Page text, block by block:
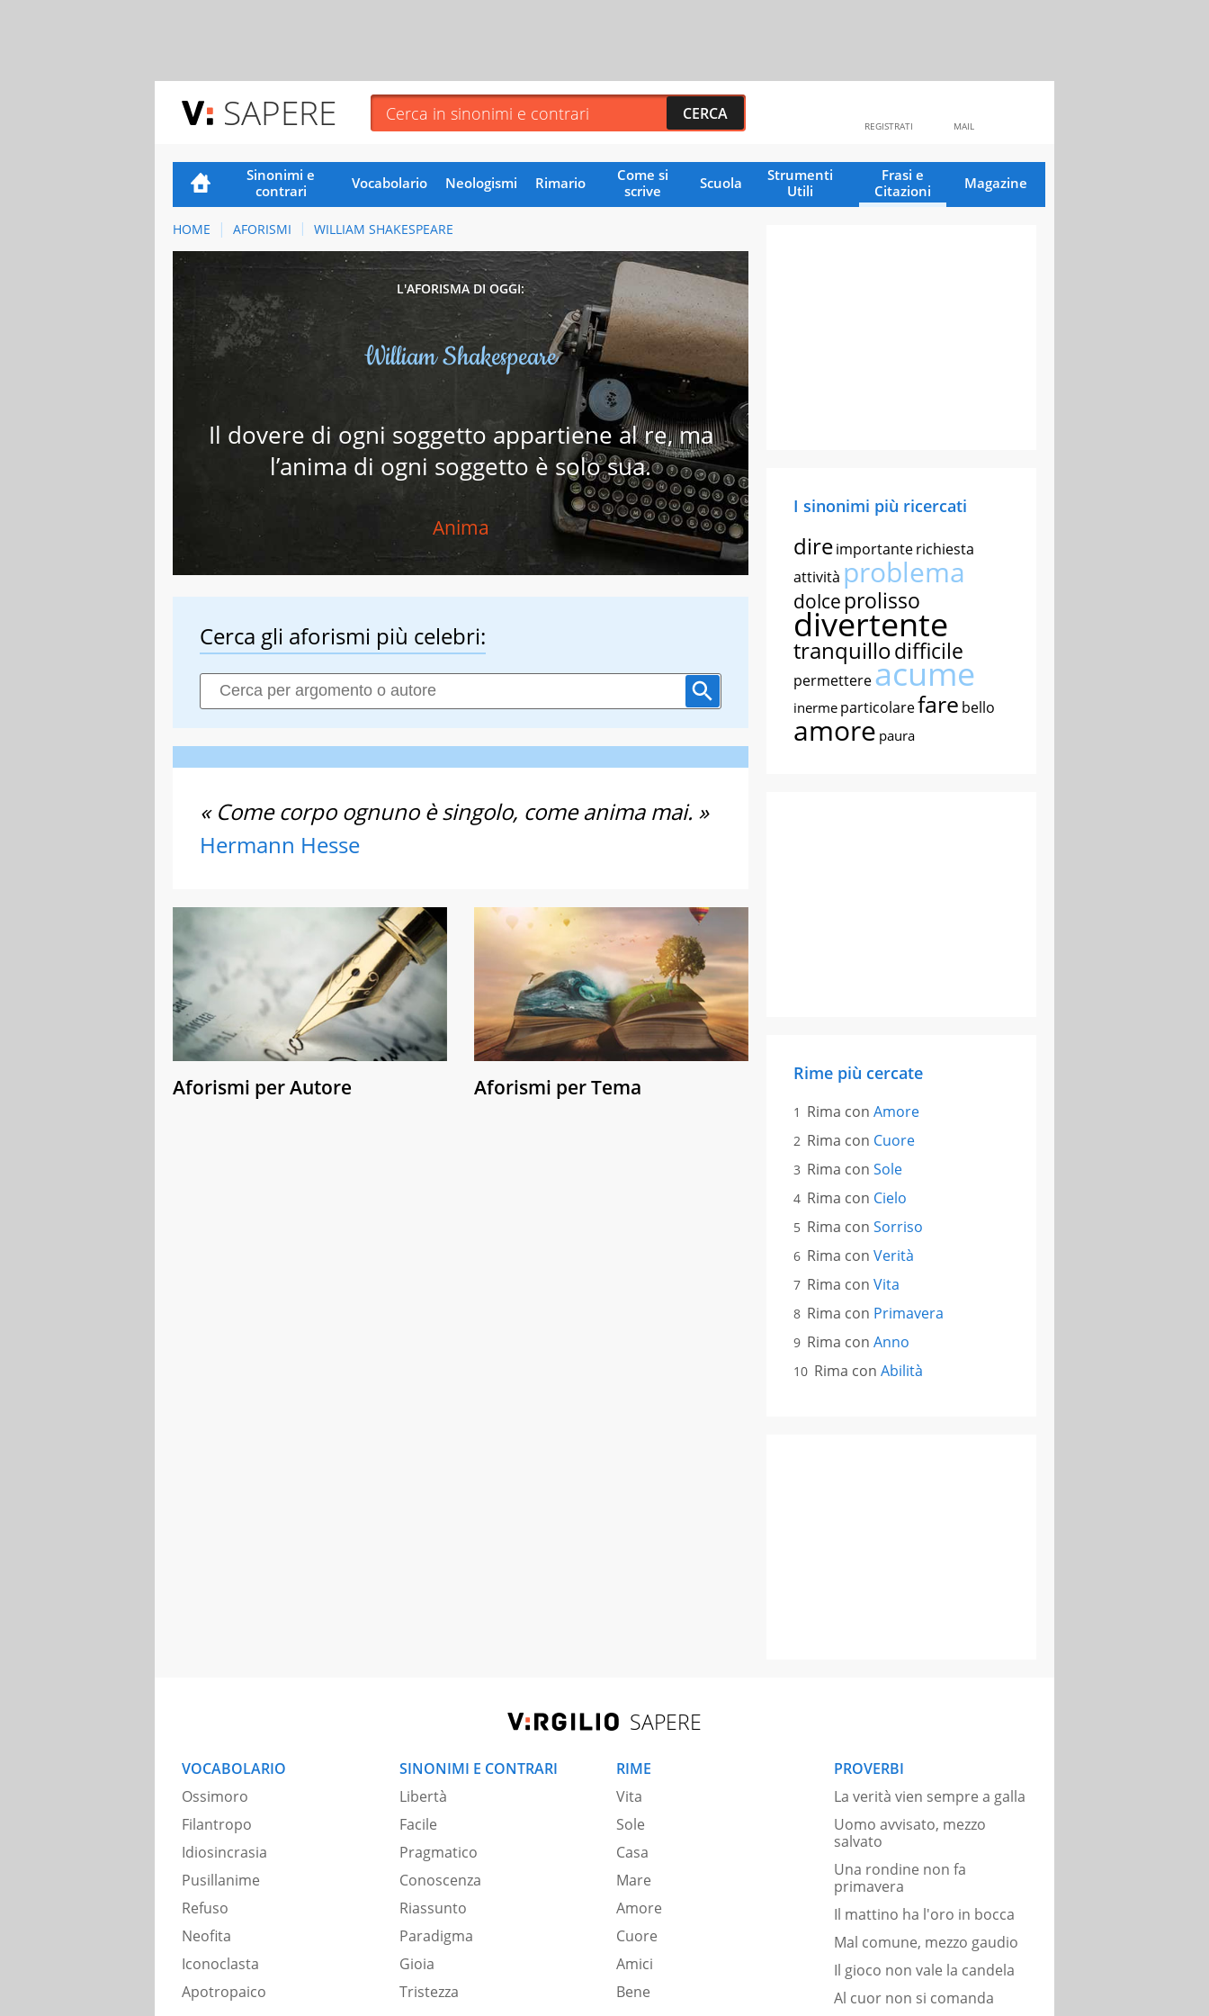
SAPERE MAIL
REGISTRATI
Sinonimi e
contrari
Vocabolario Neologismi Rimario
Come si
scrive
Scuola
Strumenti
Utili
Frasi e
Citazioni
Magazine
HOME AFORISMI WILLIAM SHAKESPEARE
L'AFORISMA DI OGGI:
William Shakespeare
Il dovere di ogni soggetto appartiene al re, ma
l’anima di ogni soggetto è solo sua.
Anima
Cerca gli aforismi più celebri:
« Come corpo ognuno è singolo, come anima mai. »
Hermann Hesse
Aforismi per Autore Aforismi per Tema
I sinonimi più ricercati
direimportanterichiesta
attività problema
dolce prolisso
divertente
tranquillodifficile
permettereacume
inerme particolarefare bello
amore paura
Rime più cercate
Rima con Amore
Rima con Cuore
Rima con Sole
Rima con Cielo
Rima con Sorriso
Rima con Verità
Rima con Vita
Rima con Primavera
Rima con Anno
Rima con Abilità
SAPERE
VOCABOLARIO
Ossimoro
Filantropo
Idiosincrasia
Pusillanime
Refuso
Neofita
Iconoclasta
Apotropaico
SINONIMI E CONTRARI
Libertà
Facile
Pragmatico
Conoscenza
Riassunto
Paradigma
Gioia
Tristezza
RIME
Vita
Sole
Casa
Mare
Amore
Cuore
Amici
Bene
PROVERBI
La verità vien sempre a galla
Uomo avvisato, mezzo
salvato
Una rondine non fa
primavera
Il mattino ha l'oro in bocca
Mal comune, mezzo gaudio
Il gioco non vale la candela
Al cuor non si comanda